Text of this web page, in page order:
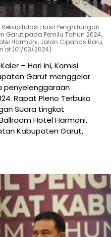
Hasil Penghitungan
Garut pada Pemilu Tahun 2024,
Harmoni, Jalan Cipanas Baru,
(01/03/2024).
– Hari ini, Komisi
Garut menggelar
penyelenggaraan
Rapat Pleno Terbuka
Suara tingkat
Hotel Harmoni,
Kabupaten Garut,